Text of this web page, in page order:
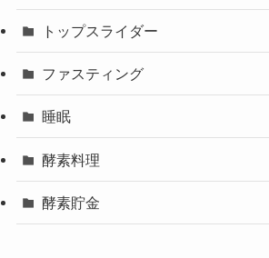
トップスライダー
ファスティング
睡眠
酵素料理
酵素貯金